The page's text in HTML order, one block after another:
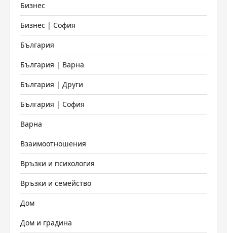
Бизнес
Бизнес | София
България
България | Варна
България | Други
България | София
Варна
Взаимоотношения
Връзки и психология
Връзки и семейство
Дом
Дом и градина